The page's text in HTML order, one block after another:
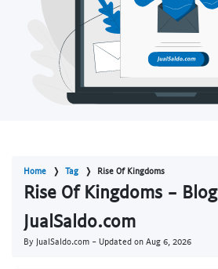
Home Tag Rise Of Kingdoms
Rise Of Kingdoms - Blog
JualSaldo.com
By JualSaldo.com - Updated on Aug 6, 2026